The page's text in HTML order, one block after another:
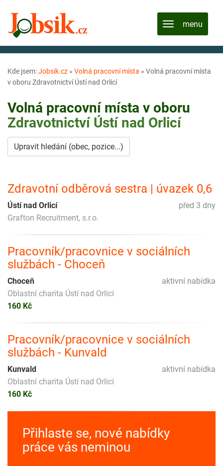
Kde jsem:Jobsik.cz » Volná pracovní místa » Volná pracovní místa
v oboru Zdravotnictví Ústí nad Orlicí
Volná pracovní místa v oboru
Zdravotnictví Ústí nad Orlicí
Upravit hledání (obec, pozice...)
Zdravotní odběrová sestra | úvazek 0,6
před 3 dny
Ústí nad Orlicí
Grafton Recruitment, s.r.o.
Pracovník/pracovnice v sociálních
službách - Choceň
aktivní nabídka
Choceň
Oblastní charita Ústí nad Orlicí
160 Kč
Pracovník/pracovnice v sociálních
službách - Kunvald
aktivní nabídka
Kunvald
Oblastní charita Ústí nad Orlicí
160 Kč
Přihlaste se, nové nabídky
práce vás neminou